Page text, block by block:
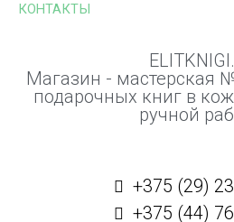
КОНТАКТЫ
Магазин - мастерская
подарочных книг в
ручной
+375 (29)
+375 (44)